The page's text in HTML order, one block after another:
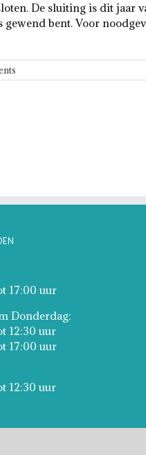
De sluiting is dit jaar
bent. Voor
17:00 uur
Donderdag:
12:30 uur
17:00 uur
12:30 uur